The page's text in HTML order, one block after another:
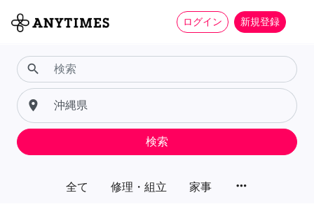
ログイン 新規登録
全て 修理・組立 家事 more_horiz
search
place
検索